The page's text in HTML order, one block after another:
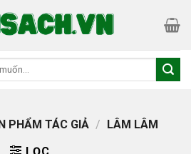
PHẨM TÁC GIẢ / LÂM LÂM